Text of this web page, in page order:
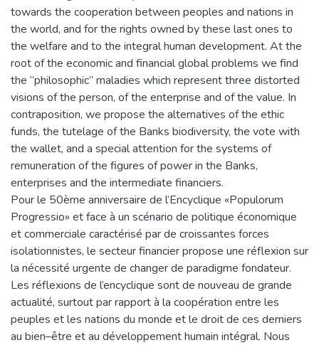
towards the cooperation between peoples and nations in
the world, and for the rights owned by these last ones to
the welfare and to the integral human development. At the
root of the economic and financial global problems we find
the “philosophic” maladies which represent three distorted
visions of the person, of the enterprise and of the value. In
contraposition, we propose the alternatives of the ethic
funds, the tutelage of the Banks biodiversity, the vote with
the wallet, and a special attention for the systems of
remuneration of the figures of power in the Banks,
enterprises and the intermediate financiers.
Pour le 50ème anniversaire de l’Encyclique «Populorum
Progressio» et face à un scénario de politique économique
et commerciale caractérisé par de croissantes forces
isolationnistes, le secteur financier propose une réflexion sur
la nécessité urgente de changer de paradigme fondateur.
Les réflexions de l’encyclique sont de nouveau de grande
actualité, surtout par rapport à la coopération entre les
peuples et les nations du monde et le droit de ces derniers
au bien–être et au développement humain intégral. Nous